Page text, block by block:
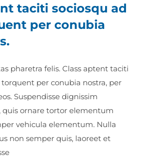
taciti sociosqu ad
per conubia
pharetra felis. Class aptent taciti
per conubia nostra, per
Suspendisse dignissim
quis ornare tortor elementum
vehicula elementum. Nulla
non semper quis, laoreet et